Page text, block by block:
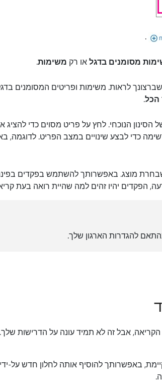
.
מסומנים בדגלאו רק משימות.
לראות. משימות ופריטים המסומנים
הכל.
הנוכחי. לחץ על פריט מסוים כדי להציג
כדי לבצע שינויים במצב הפריט. לדוגמה,
מוצג. באפשרותך להשתמש בפקדים
הפקדים יהיו זהים למה שהיית רואה בעת
להגדרות הארגון שלך.
אבל זה לא תמיד עונה על הדרישות
באפשרותך להוסיף אותה לחלון חדש על-